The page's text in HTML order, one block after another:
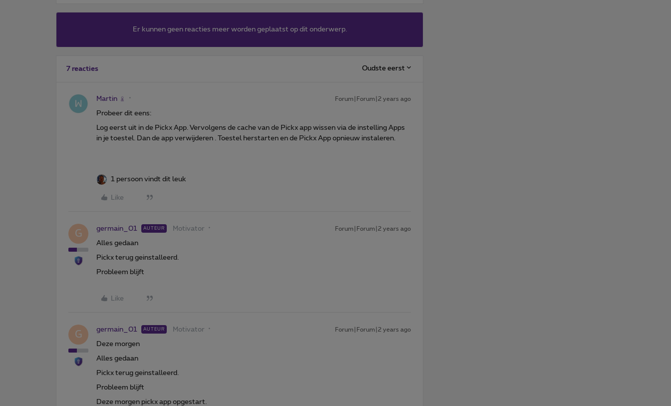
Er kunnen geen reacties meer worden geplaatst op dit onderwerp.
7 reacties Oudste eerst
Martin Forum|Forum|2 years ago
Probeer dit eens:
Log eerst uit in de Pickx App. Vervolgens de cache van de Pickx app wissen via de instelling Apps
in je toestel. Dan de app verwijderen . Toestel herstarten en de Pickx App opnieuw instaleren.
1 persoon vindt dit leuk
Like
G germain_01 AUTEUR Motivator Forum|Forum|2 years ago
Alles gedaan
Pickx terug geinstalleerd.
Probleem blijft
Like
G germain_01 AUTEUR Motivator Forum|Forum|2 years ago
Deze morgen
Alles gedaan
Pickx terug geinstalleerd.
Probleem blijft
Deze morgen pickx app opgestart.